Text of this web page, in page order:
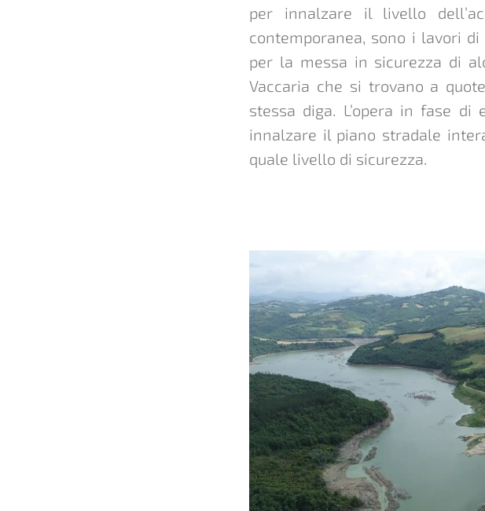
per innalzare il livello
contemporanea, sono i lavori
per la messa in sicurezza di
Vaccaria che si trovano a
stessa diga. L’opera in fase
innalzare il piano stradale
quale livello di sicurezza.